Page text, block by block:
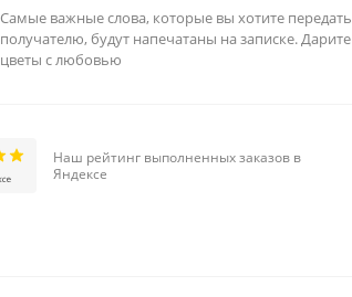
Самые важные слова, которые вы хотите передать
получателю, будут напечатаны на записке. Дарите
цветы с любовью
Наш рейтинг выполненных заказов в
Яндексе